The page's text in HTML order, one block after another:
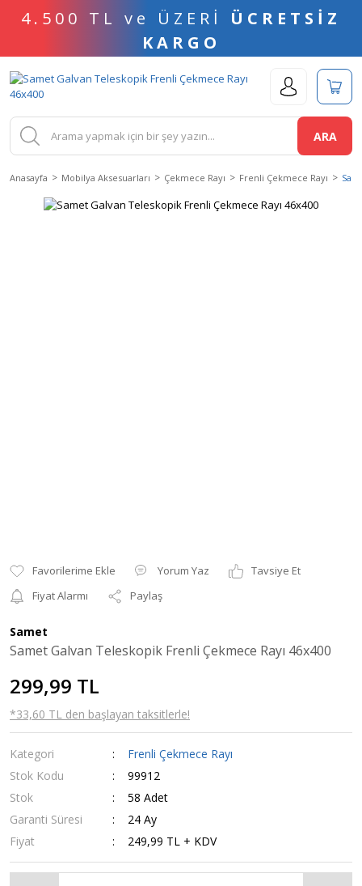
4.500 TL ve ÜZERİ ÜCRETSİZ
KARGO
ARA
Anasayfa Mobilya Aksesuarları Çekmece Rayı Frenli Çekmece Rayı
Yorum Yaz
Tavsiye Et
Fiyat Alarmı
Paylaş
Samet
Samet Galvan Teleskopik Frenli Çekmece Rayı 46x400
299,99 TL
*33,60 TL den başlayan taksitlerle!
Kategori
Frenli Çekmece Rayı
Stok Kodu
99912
Stok
58 Adet
Garanti Süresi
24 Ay
Fiyat
249,99 TL + KDV